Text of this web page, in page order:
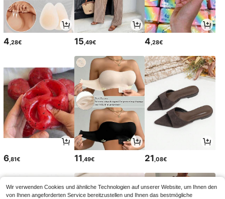
4 ,28€ 15 ,49€ 4 ,28€
6 ,81€ 11 ,49€ 21 ,08€
Wir verwenden Cookies und ähnliche Technologien auf unserer Website, um Ihnen den
von Ihnen angeforderten Service bereitzustellen und Ihnen das bestmögliche